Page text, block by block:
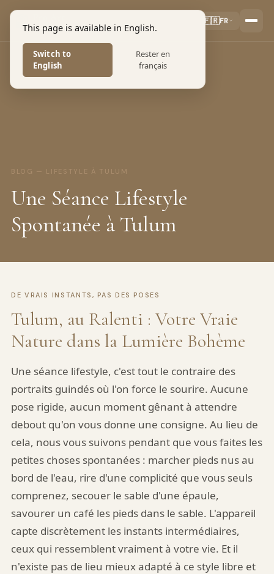
This page is available in English.
Switch to
English
Rester en
français
PHOTOGRAPHERS
🇫🇷FR
BLOG — LIFESTYLE À TULUM
Une Séance Lifestyle
Spontanée à Tulum
DE VRAIS INSTANTS, PAS DES POSES
Tulum, au Ralenti : Votre Vraie
Nature dans la Lumière Bohème
Une séance lifestyle, c'est tout le contraire des
portraits guindés où l'on force le sourire. Aucune
pose rigide, aucun moment gênant à attendre
debout qu'on vous donne une consigne. Au lieu de
cela, nous vous suivons pendant que vous faites les
petites choses spontanées : marcher pieds nus au
bord de l'eau, rire d'une complicité que vous seuls
comprenez, secouer le sable d'une épaule,
savourer un café les pieds dans le sable. L'appareil
capte discrètement les instants intermédiaires,
ceux qui ressemblent vraiment à votre vie. Et il
n'existe pas de lieu mieux adapté à ce style libre et